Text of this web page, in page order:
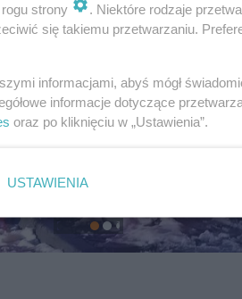
strony
. Niektóre rodzaje
się takiemu przetwarzaniu.
informacjami, abyś mógł
informacje dotyczące
oraz po kliknięciu w „Ustawienia”.
USTAWIENIA